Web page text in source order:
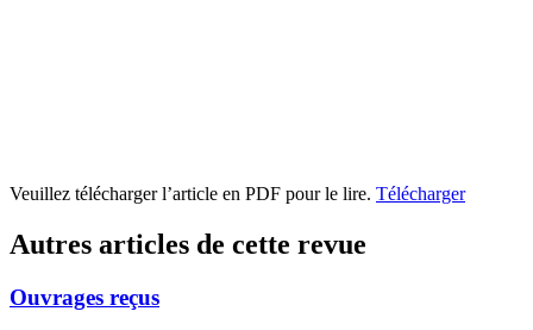
Veuillez télécharger l’article en PDF pour le lire. Télécharger
Autres articles de cette revue
Ouvrages reçus